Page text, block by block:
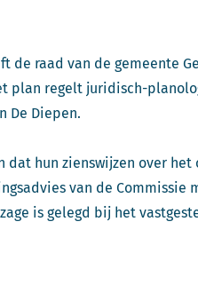
de raad van de gemeente
plan regelt juridisch-
De Diepen.
dat hun zienswijzen over
van de Commissie
is gelegd bij het